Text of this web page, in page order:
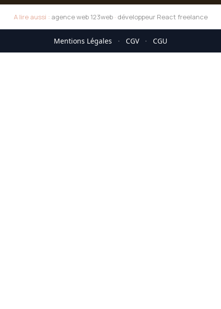
A lire aussi : agence web 123web· développeur React freelance
Mentions Légales · CGV · CGU